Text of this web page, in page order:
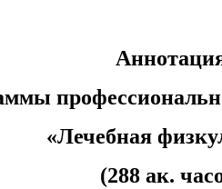
«Лечебная
(288 ак.